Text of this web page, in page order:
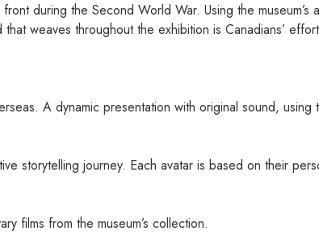
during the Second World War. Using the museum’s
weaves throughout the exhibition is Canadians’
A dynamic presentation with original sound, using
storytelling journey. Each avatar is based on their
films from the museum’s collection.